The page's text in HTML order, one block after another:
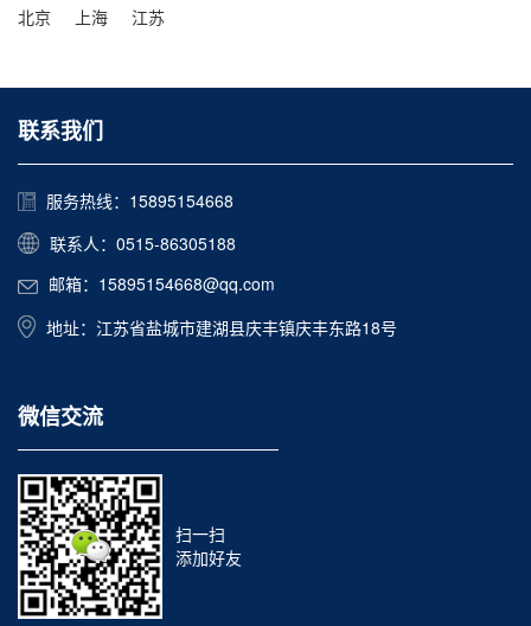
北京 上海 江苏
联系我们
服务热线：15895154668
联系人：0515-86305188
邮箱：15895154668@qq.com
地址：江苏省盐城市建湖县庆丰镇庆丰东路18号
微信交流
扫一扫
添加好友